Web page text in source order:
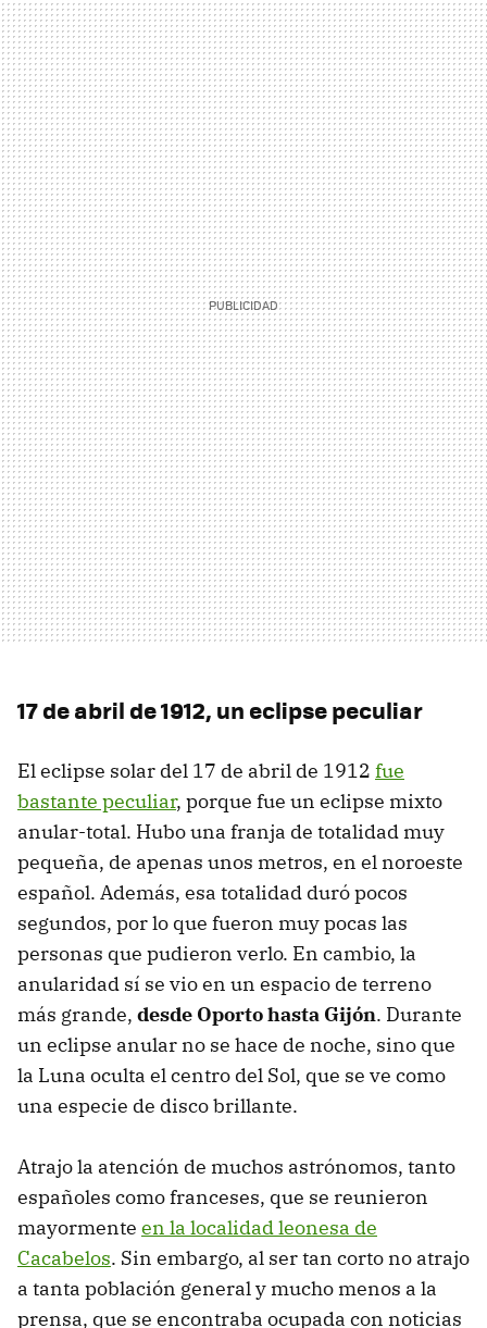
17 de abril de 1912, un eclipse peculiar
El eclipse solar del 17 de abril de 1912 fue
bastante peculiar, porque fue un eclipse mixto
anular-total. Hubo una franja de totalidad muy
pequeña, de apenas unos metros, en el noroeste
español. Además, esa totalidad duró pocos
segundos, por lo que fueron muy pocas las
personas que pudieron verlo. En cambio, la
anularidad sí se vio en un espacio de terreno
más grande, desde Oporto hasta Gijón. Durante
un eclipse anular no se hace de noche, sino que
la Luna oculta el centro del Sol, que se ve como
una especie de disco brillante.
Atrajo la atención de muchos astrónomos, tanto
españoles como franceses, que se reunieron
mayormente en la localidad leonesa de
Cacabelos. Sin embargo, al ser tan corto no atrajo
a tanta población general y mucho menos a la
prensa, que se encontraba ocupada con noticias